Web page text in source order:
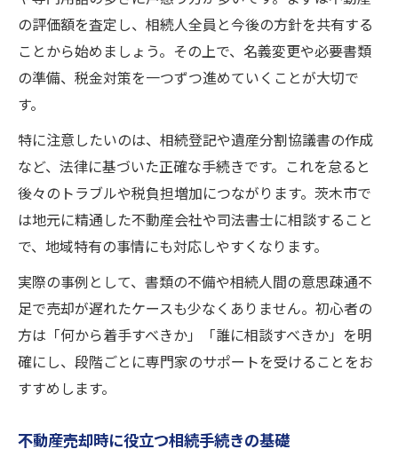
の評価額を査定し、相続人全員と今後の方針を共有する
ことから始めましょう。その上で、名義変更や必要書類
の準備、税金対策を一つずつ進めていくことが大切で
す。
特に注意したいのは、相続登記や遺産分割協議書の作成
など、法律に基づいた正確な手続きです。これを怠ると
後々のトラブルや税負担増加につながります。茨木市で
は地元に精通した不動産会社や司法書士に相談すること
で、地域特有の事情にも対応しやすくなります。
実際の事例として、書類の不備や相続人間の意思疎通不
足で売却が遅れたケースも少なくありません。初心者の
方は「何から着手すべきか」「誰に相談すべきか」を明
確にし、段階ごとに専門家のサポートを受けることをお
すすめします。
不動産売却時に役立つ相続手続きの基礎